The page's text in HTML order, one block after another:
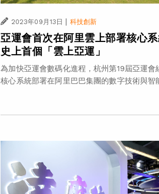
2023年09月13日 | 科技創新
亞運會首次在阿里雲上部署核心
史上首個「雲上亞運」
為加快亞運會數碼化進程，杭州第19屆亞運會
核心系統部署在阿里巴巴集團的數字技術與智